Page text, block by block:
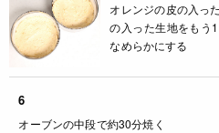
オレンジの皮の入っ
の入った生地をもう
なめらかにする
6
オーブンの中段で約30分焼く